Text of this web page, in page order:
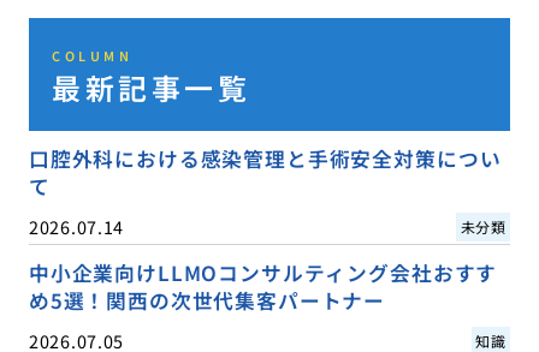
COLUMN
最新記事一覧
口腔外科における感染管理と手術安全対策につい
て
2026.07.14 未分類
中小企業向けLLMOコンサルティング会社おすす
め5選！関西の次世代集客パートナー
2026.07.05 知識